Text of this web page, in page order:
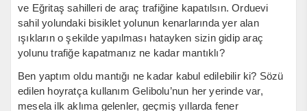
ve Eğritaş sahilleri de araç trafiğine kapatılsın. Orduevi
sahil yolundaki bisiklet yolunun kenarlarında yer alan
ışıkların o şekilde yapılması hatayken sizin gidip araç
yolunu trafiğe kapatmanız ne kadar mantıklı?
Ben yaptım oldu mantığı ne kadar kabul edilebilir ki? Sözü
edilen hoyratça kullanım Gelibolu’nun her yerinde var,
mesela ilk aklıma gelenler, geçmiş yıllarda fener